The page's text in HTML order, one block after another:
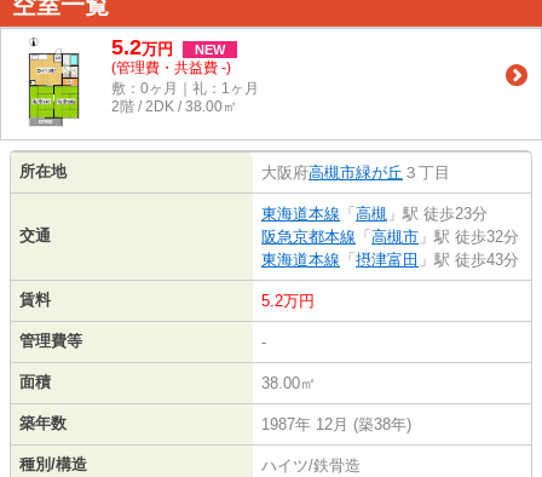
5.2万円 NEW
(管理費・共益費 -)
敷：0ヶ月｜礼：1ヶ月
2階 / 2DK / 38.00㎡
所在地 大阪府高槻市緑が丘 ３丁目
交通
東海道本線 「 高槻 」駅 徒歩23分
阪急京都本線 「 高槻市 」駅 徒歩32分
東海道本線 「 摂津富田 」駅 徒歩43分
賃料 5.2万円
管理費等 -
面積 38.00㎡
築年数 1987年 12月 (築38年)
種別/構造 ハイツ/鉄骨造